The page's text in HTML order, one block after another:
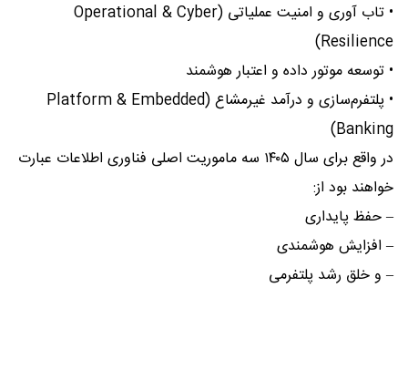
• تاب آوری و امنیت عملیاتی (Operational & Cyber
Resilience)
• توسعه موتور داده و اعتبار هوشمند
• پلتفرم‌سازی و درآمد غیرمشاع (Platform & Embedded
Banking)
در واقع برای سال ۱۴۰۵ سه ماموریت اصلی فناوری اطلاعات عبارت
خواهند بود از:
– حفظ پایداری
– افزایش هوشمندی
– و خلق رشد پلتفرمی